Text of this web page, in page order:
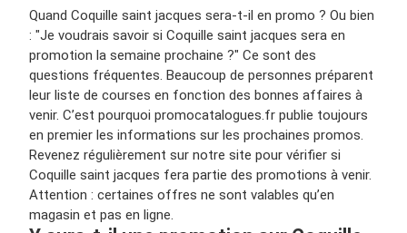
Quand Coquille saint jacques sera-t-il en promo ? Ou bien
: "Je voudrais savoir si Coquille saint jacques sera en
promotion la semaine prochaine ?" Ce sont des
questions fréquentes. Beaucoup de personnes préparent
leur liste de courses en fonction des bonnes affaires à
venir. C’est pourquoi promocatalogues.fr publie toujours
en premier les informations sur les prochaines promos.
Revenez régulièrement sur notre site pour vérifier si
Coquille saint jacques fera partie des promotions à venir.
Attention : certaines offres ne sont valables qu’en
magasin et pas en ligne.